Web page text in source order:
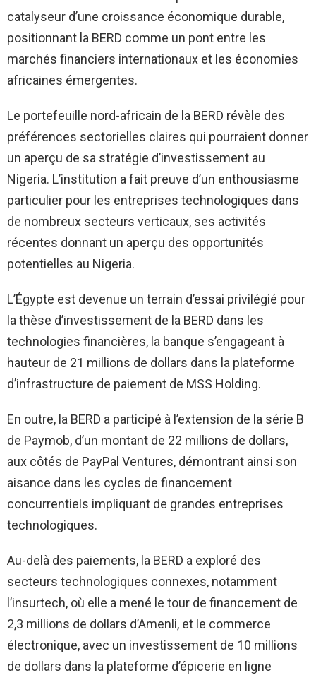
catalyseur d’une croissance économique durable,
positionnant la BERD comme un pont entre les
marchés financiers internationaux et les économies
africaines émergentes.
Le portefeuille nord-africain de la BERD révèle des
préférences sectorielles claires qui pourraient donner
un aperçu de sa stratégie d’investissement au
Nigeria. L’institution a fait preuve d’un enthousiasme
particulier pour les entreprises technologiques dans
de nombreux secteurs verticaux, ses activités
récentes donnant un aperçu des opportunités
potentielles au Nigeria.
L’Égypte est devenue un terrain d’essai privilégié pour
la thèse d’investissement de la BERD dans les
technologies financières, la banque s’engageant à
hauteur de 21 millions de dollars dans la plateforme
d’infrastructure de paiement de MSS Holding.
En outre, la BERD a participé à l’extension de la série B
de Paymob, d’un montant de 22 millions de dollars,
aux côtés de PayPal Ventures, démontrant ainsi son
aisance dans les cycles de financement
concurrentiels impliquant de grandes entreprises
technologiques.
Au-delà des paiements, la BERD a exploré des
secteurs technologiques connexes, notamment
l’insurtech, où elle a mené le tour de financement de
2,3 millions de dollars d’Amenli, et le commerce
électronique, avec un investissement de 10 millions
de dollars dans la plateforme d’épicerie en ligne